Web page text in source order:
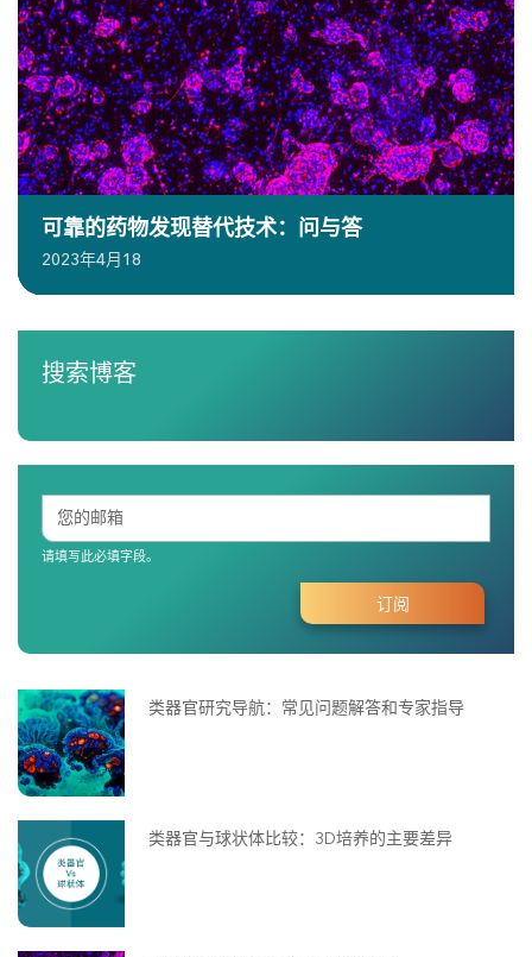
可靠的药物发现替代技术：问与答
2023年4月18
搜索博客
请填写此必填字段。
类器官研究导航：常见问题解答和专家指导
类器官与球状体比较：3D培养的主要差异